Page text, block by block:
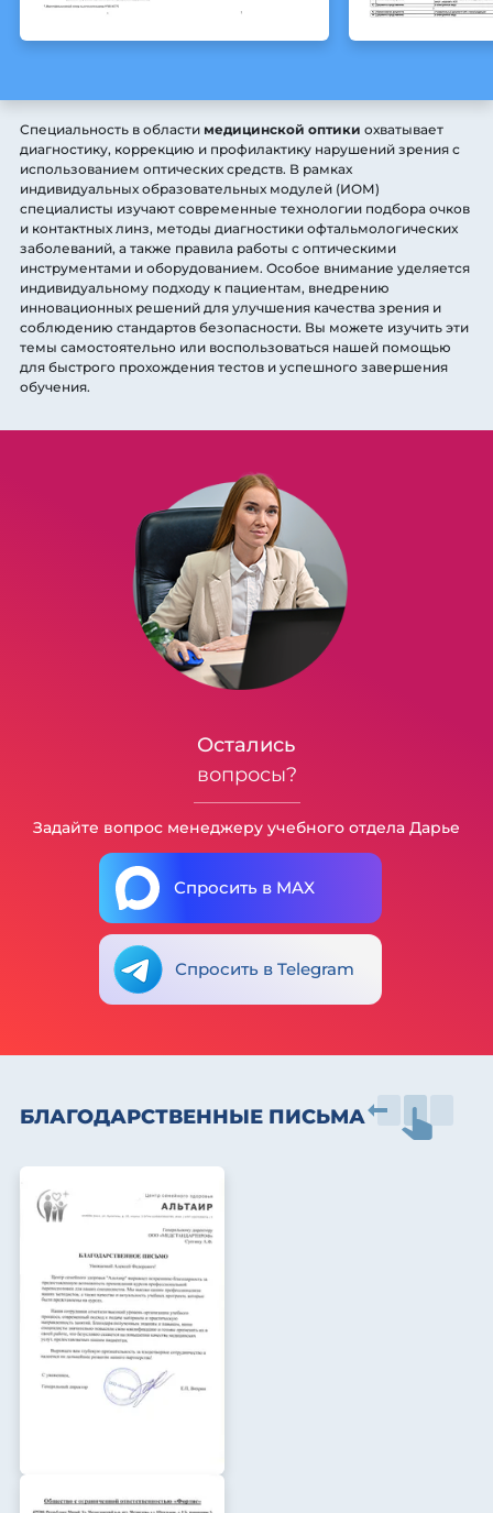
Специальность в области медицинской оптики охватывает
диагностику, коррекцию и профилактику нарушений зрения с
использованием оптических средств. В рамках
индивидуальных образовательных модулей (ИОМ)
специалисты изучают современные технологии подбора очков
и контактных линз, методы диагностики офтальмологических
заболеваний, а также правила работы с оптическими
инструментами и оборудованием. Особое внимание уделяется
индивидуальному подходу к пациентам, внедрению
инновационных решений для улучшения качества зрения и
соблюдению стандартов безопасности. Вы можете изучить эти
темы самостоятельно или воспользоваться нашей помощью
для быстрого прохождения тестов и успешного завершения
обучения.
Остались
вопросы?
Задайте вопрос менеджеру учебного отдела Дарье
Спросить в MAX
Спросить в Telegram
БЛАГОДАРСТВЕННЫЕ ПИСЬМА